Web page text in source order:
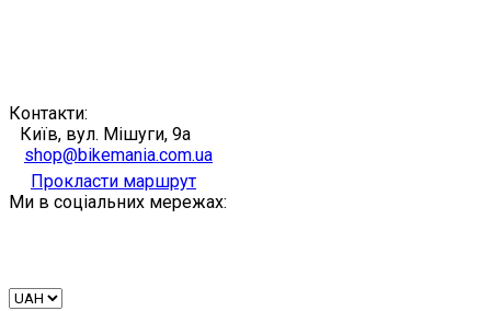
Контакти:
Київ, вул. Мішуги, 9а
shop@bikemania.com.ua
Прокласти маршрут
Ми в соціальних мережах: